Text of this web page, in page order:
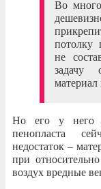
Во
потолку
не
задачу
Но его у него
пенопласта
недостаток –
при
воздух вредные